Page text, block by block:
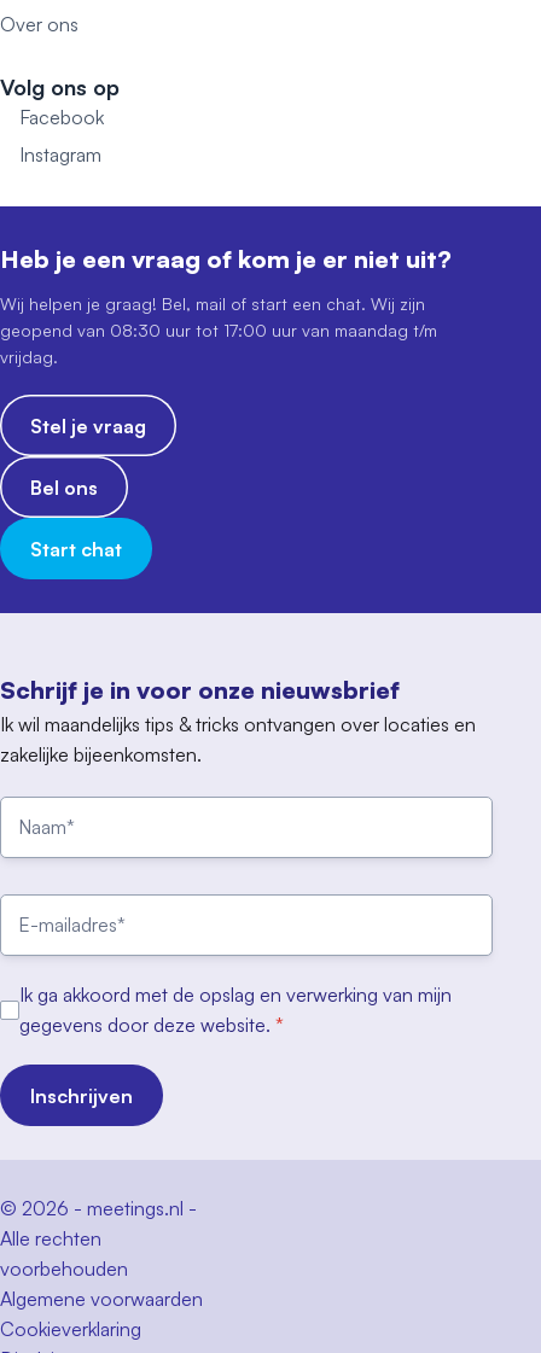
Over ons
Volg ons op
Facebook
Instagram
Schrijf je in voor onze nieuwsbrief
Ik wil maandelijks tips & tricks ontvangen over locaties en
zakelijke bijeenkomsten.
Ik ga akkoord met de opslag en verwerking van mijn
gegevens door deze website. *
Inschrijven
Heb je een vraag of kom je er niet uit?
Wij helpen je graag! Bel, mail of start een chat. Wij zijn
geopend van 08:30 uur tot 17:00 uur van maandag t/m
vrijdag.
Stel je vraag
Bel ons
Start chat
© 2026 - meetings.nl -
Alle rechten
voorbehouden
Algemene voorwaarden
Cookieverklaring